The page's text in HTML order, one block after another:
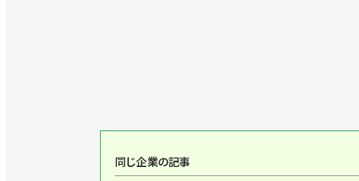
同じ企業の記事